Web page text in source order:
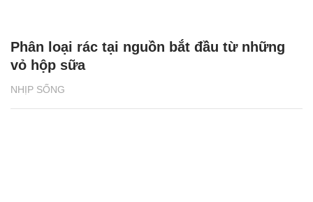
NHỊP SỐNG
Phân loại rác tại nguồn bắt đầu từ những
vỏ hộp sữa